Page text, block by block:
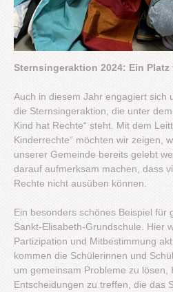
Sternsingeraktion 2024: Ein
Auch in diesem Jahr engagiert sich
die Sternsingeraktion, die unter
Kind hat Rechte“ steht. Mit dem
Kinderrechte“ möchten wir zeigen,
unserer Gemeinde bereits gelebt
darauf aufmerksam machen, dass
Rechte nicht ausüben können.
Ein besonders schönes Beispiel für
Sankt-Elisabeth-Grundschule. Hier
Partizipation und Mitbestimmung
kommen die Schülerinnen und
um gemeinsam Probleme zu lösen,
Entscheidungen zu treffen, die das